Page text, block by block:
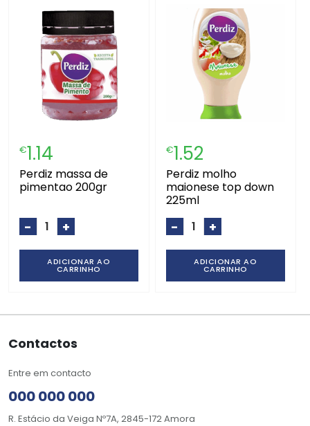
€1.14
perdiz massa de
pimentao 200gr
- +
ADICIONAR AO
CARRINHO
€1.52
perdiz molho
maionese top down
225ml
- +
ADICIONAR AO
CARRINHO
Contactos
Entre em contacto
000 000 000
R. Estácio da Veiga Nº7A, 2845-172 Amora